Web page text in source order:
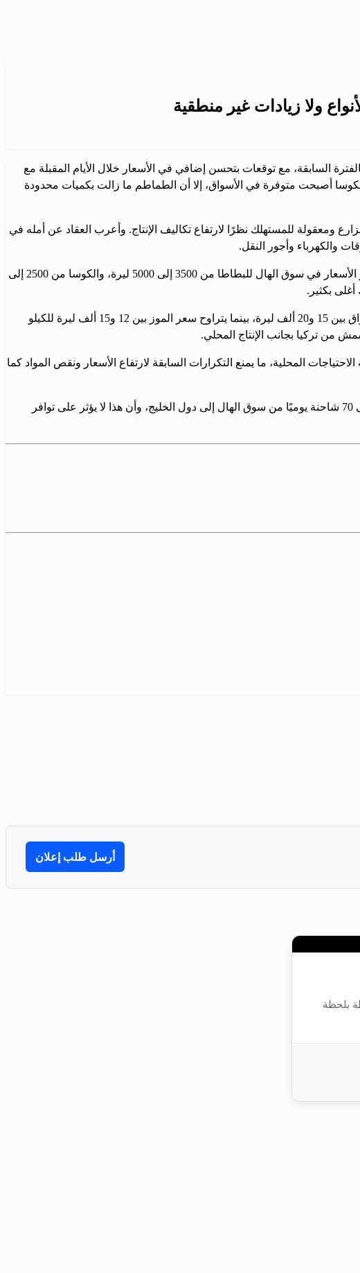
إدارة سوق الهال في دمشق، عن تراجع في أسعار الخضروات بنسب تتراوح بين 10 و15% مقارنة بالفترة السابقة، مع توقعات بتحسن إضافي في الأسعار خلال الأيام المقبلة مع
أصبحت متوفرة في الأسواق، إلا أن الطماطم ما زالت بكميات محدودة
ومعقولة للمستهلك نظرًا لارتفاع تكاليف الإنتاج. وأعرب العقاد عن أمله في
ومع هذا، لا يزال المواطن حائرًا أمام الفجوة الكبيرة بين الأسعار في سوق الجملة وسوق التجزئة حتى في الأسواق الشعبية. وتظهر الأسعار في سوق الهال للبطاطا من 3500 إلى 5000 ليرة، والكوسا من 2500 إلى
وفيما يخص الفواكه، يعتبر المستهلك أن الأسعار مرتفعة، حيث تتراوح أسعار المشمش في سوق الهال بين 20 و25 ألف ليرة، والدراق بين 15 و20 ألف ليرة، بينما يتراوح سعر الموز بين 12 و15 ألف ليرة للكيلو
من تركيا بجانب الإنتاج المحلي.
المحلية، ما يمنع التكرارات السابقة لارتفاع الأسعار ونقص المواد كما
وتناول العقاد الحديث عن عملية التصدير الحالية، واصفًا إياها بالجيدة رغم بعض التحديات في نقاط العبور، مشيرًا إلى خروج 50 إلى 70 شاحنة يوميًا من سوق الهال إلى دول الخليج، وأن هذا لا يؤثر على توافر
أرسل طلب إعلان
بلحظة